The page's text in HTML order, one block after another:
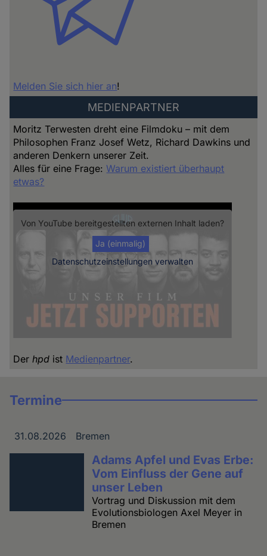
Melden Sie sich hier an!
MEDIENPARTNER
Moritz Terwesten dreht eine Filmdoku – mit dem
Philosophen Franz Josef Wetz, Richard Dawkins und
anderen Denkern unserer Zeit.
Alles für eine Frage: Warum existiert überhaupt
etwas?
Von YouTube bereitgestellten externen Inhalt laden?
Ja (einmalig)
Datenschutzeinstellungen verwalten
Derhpd ist Medienpartner.
Termine
Datum
31.08.2026
Ort Bremen
Adams Apfel und Evas Erbe:
Vom Einfluss der Gene auf
unser Leben
Vortrag und Diskussion mit dem
Evolutionsbiologen Axel Meyer in
Bremen